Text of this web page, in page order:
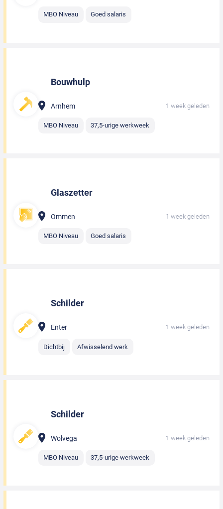
MBO Niveau Goed salaris
Bouwhulp
Arnhem 1 week geleden
MBO Niveau 37,5-urige werkweek
Glaszetter
Ommen 1 week geleden
MBO Niveau Goed salaris
Schilder
Enter 1 week geleden
Dichtbij Afwisselend werk
Schilder
Wolvega 1 week geleden
MBO Niveau 37,5-urige werkweek